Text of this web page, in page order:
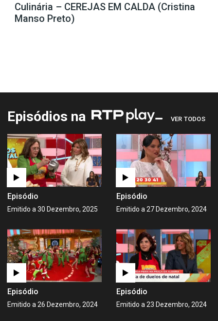
Culinária – CEREJAS EM CALDA (Cristina
Manso Preto)
Episódios na VER TODOS
Episódio
Emitido a 30 Dezembro, 2025
Episódio
Emitido a 27 Dezembro, 2024
Episódio
Emitido a 26 Dezembro, 2024
Episódio
Emitido a 23 Dezembro, 2024